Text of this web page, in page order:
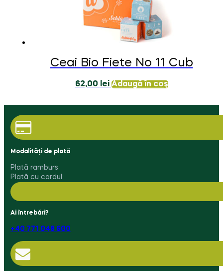
Ceai Bio Fiete No 11 Cub
62,00 lei Adaugă în coș
Modalități de plată
Plată ramburs
Plată cu cardul
Ai întrebări?
+40 771 048 600